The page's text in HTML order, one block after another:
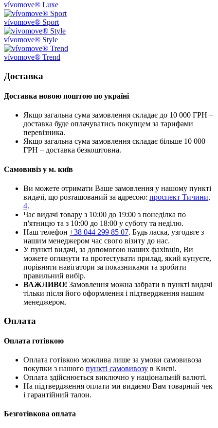
vívomove® Luxe
vívomove® Sport
vívomove® Style
vívomove® Trend
Доставка
Доставка новою поштою по україні
Якщо загальна сума замовлення складає до 10 000 ГРН –
доставка буде оплачуватись покупцем за тарифами
перевізника.
Якщо загальна сума замовлення складає більше 10 000
ГРН – доставка безкоштовна.
Самовивіз у м. київ
Ви можете отримати Ваше замовлення у нашому пункті
видачі, що розташований за адресою: проспект Тичини,
4.
Час видачі товару з 10:00 до 19:00 з понеділка по
п'ятницю та з 10:00 до 18:00 у суботу та неділю.
Наш телефон +38 044 299 85 07. Будь ласка, узгодьте з
нашим менеджером час свого візиту до нас.
У пункті видачі, за допомогою наших фахівців, Ви
можете оглянути та протестувати прилад, який купуєте,
порівняти навігатори за показниками та зробити
правильний вибір.
ВАЖЛИВО! Замовлення можна забрати в пункті видачі
тільки після його оформлення і підтвердження нашим
менеджером.
Оплата
Оплата готівкою
Оплата готівкою можлива лише за умови самовивоза
покупки з нашого пункті самовивозу в Києві.
Оплата здійснюється виключно у національній валюті.
На підтвердження оплати ми видаємо Вам товарний чек
і гарантійний талон.
Безготівкова оплата